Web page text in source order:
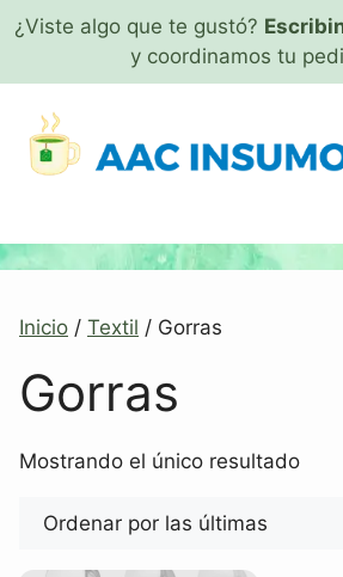
¿Viste algo que te gustó?
y coordinamos tu
Inicio / Textil / Gorras
Gorras
Mostrando el único resultado